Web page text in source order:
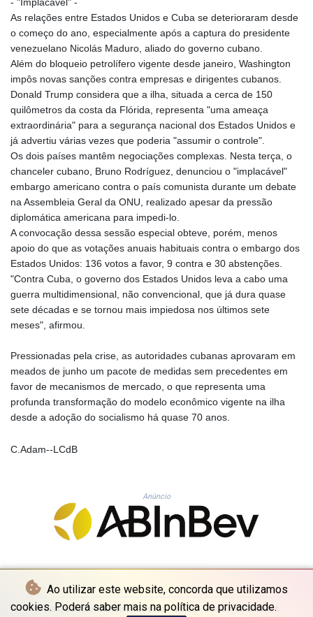
Ao utilizar este website, concorda que utilizamos
cookies. Poderá saber mais na política de privacidade.
MRU 46.338424
MUR 54.419742
MVR 17.862733
MWK 1998.775164
MXN 19.812061
MYR 4.728715
MZN 73.882892
NAD 18.726567
NGN 1577.963717
NIO 42.419473
NOK 10.99759
NPR 175.501819
NZD 1.966719
OMR 0.442445
PAB 1.152686
PEN 3.903651
PGK 5.093937
PHP 70.183258
PKR 320.014324
PLN 4.299905
RON 5.244583
RSD 117.338542
RUB 94.338828
RWF 1694.978938
SAR 4.341973
SGD 1.477585
SLE 28.445176
SOS 658.791814
SVC 10.085875
SZL 18.722767
As relações entre Estados Unidos e Cuba se deterioraram desde
o começo do ano, especialmente após a captura do presidente
venezuelano Nicolás Maduro, aliado do governo cubano.
Além do bloqueio petrolífero vigente desde janeiro, Washington
impôs novas sanções contra empresas e dirigentes cubanos.
Donald Trump considera que a ilha, situada a cerca de 150
quilômetros da costa da Flórida, representa "uma ameaça
extraordinária" para a segurança nacional dos Estados Unidos e
já advertiu várias vezes que poderia "assumir o controle".
Os dois países mantêm negociações complexas. Nesta terça, o
chanceler cubano, Bruno Rodríguez, denunciou o "implacável"
embargo americano contra o país comunista durante um debate
na Assembleia Geral da ONU, realizado apesar da pressão
diplomática americana para impedi-lo.
A convocação dessa sessão especial obteve, porém, menos
apoio do que as votações anuais habituais contra o embargo dos
Estados Unidos: 136 votos a favor, 9 contra e 30 abstenções.
"Contra Cuba, o governo dos Estados Unidos leva a cabo uma
guerra multidimensional, não convencional, que já dura quase
sete décadas e se tornou mais impiedosa nos últimos sete
meses", afirmou.
Pressionadas pela crise, as autoridades cubanas aprovaram em
meados de junho um pacote de medidas sem precedentes em
favor de mecanismos de mercado, o que representa uma
profunda transformação do modelo econômico vigente na ilha
desde a adoção do socialismo há quase 70 anos.
C.Adam--LCdB
Anúncio
© La Quotidienne de Bruxelles - 2026 - Todos os direitos